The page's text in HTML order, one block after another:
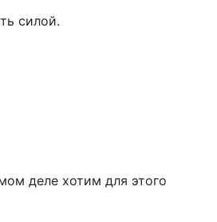
силой.
деле хотим для этого